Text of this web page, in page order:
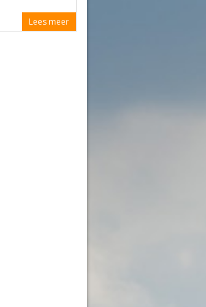
Lees meer